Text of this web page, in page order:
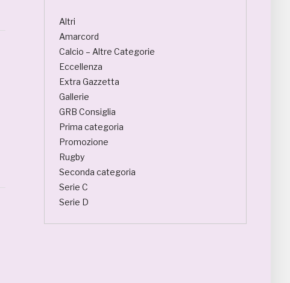
Altri
Amarcord
Calcio – Altre Categorie
Eccellenza
Extra Gazzetta
Gallerie
GRB Consiglia
Prima categoria
Promozione
Rugby
Seconda categoria
Serie C
Serie D